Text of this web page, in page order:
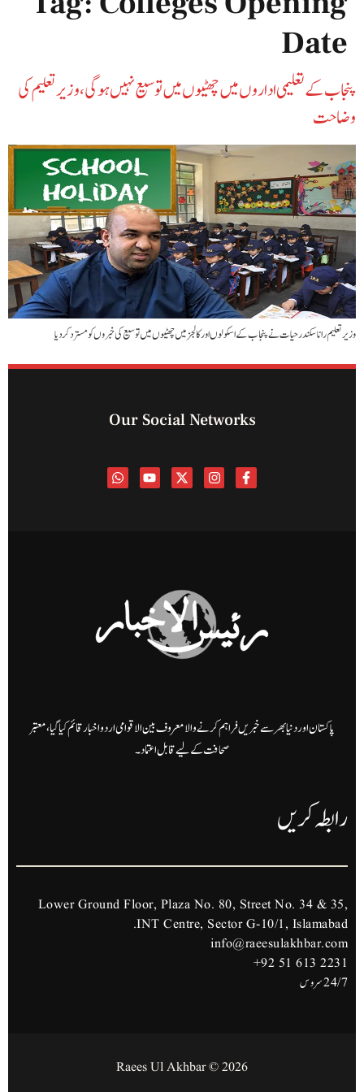
Date
پنجاب کے تعلیمی اداروں میں چھٹیوں میں توسیع نہیں ہوگی، وزیر تعلیم کی
وضاحت
وزیر تعلیم رانا سکندر حیات نے پنجاب کے اسکولوں اور کالجز میں چھٹیوں میں توسیع کی خبروں کو مسترد کر دیا
Our Social Networks
پاکستان اور دنیا بھر سے خبریں فراہم کرنے والا معروف بین الاقوامی اردو اخبار قائم کیا گیا، معتبر
صحافت کے لیے قابل اعتماد۔
رابطہ کریں
Lower Ground Floor, Plaza No. 80, Street No. 34 & 35,
INT Centre, Sector G-10/1, Islamabad.
info@raeesulakhbar.com
+92 51 613 2231
24/7 سروس
2026 © Raees Ul Akhbar